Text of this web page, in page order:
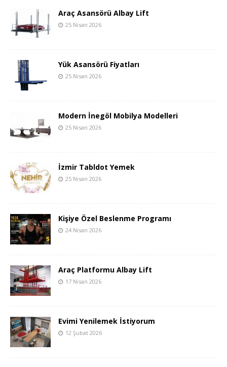
Araç Asansörü Albay Lift
25 Nisan 2026
Yük Asansörü Fiyatları
25 Nisan 2026
Modern İnegöl Mobilya Modelleri
25 Nisan 2026
İzmir Tabldot Yemek
25 Nisan 2026
Kişiye Özel Beslenme Programı
24 Nisan 2026
Araç Platformu Albay Lift
17 Nisan 2026
Evimi Yenilemek İstiyorum
12 Şubat 2026